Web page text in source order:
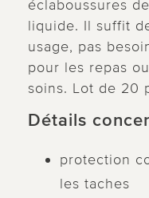
éclaboussures
liquide. Il suffit
usage, pas
pour les repas
soins. Lot de 20
Détails
protection
les taches